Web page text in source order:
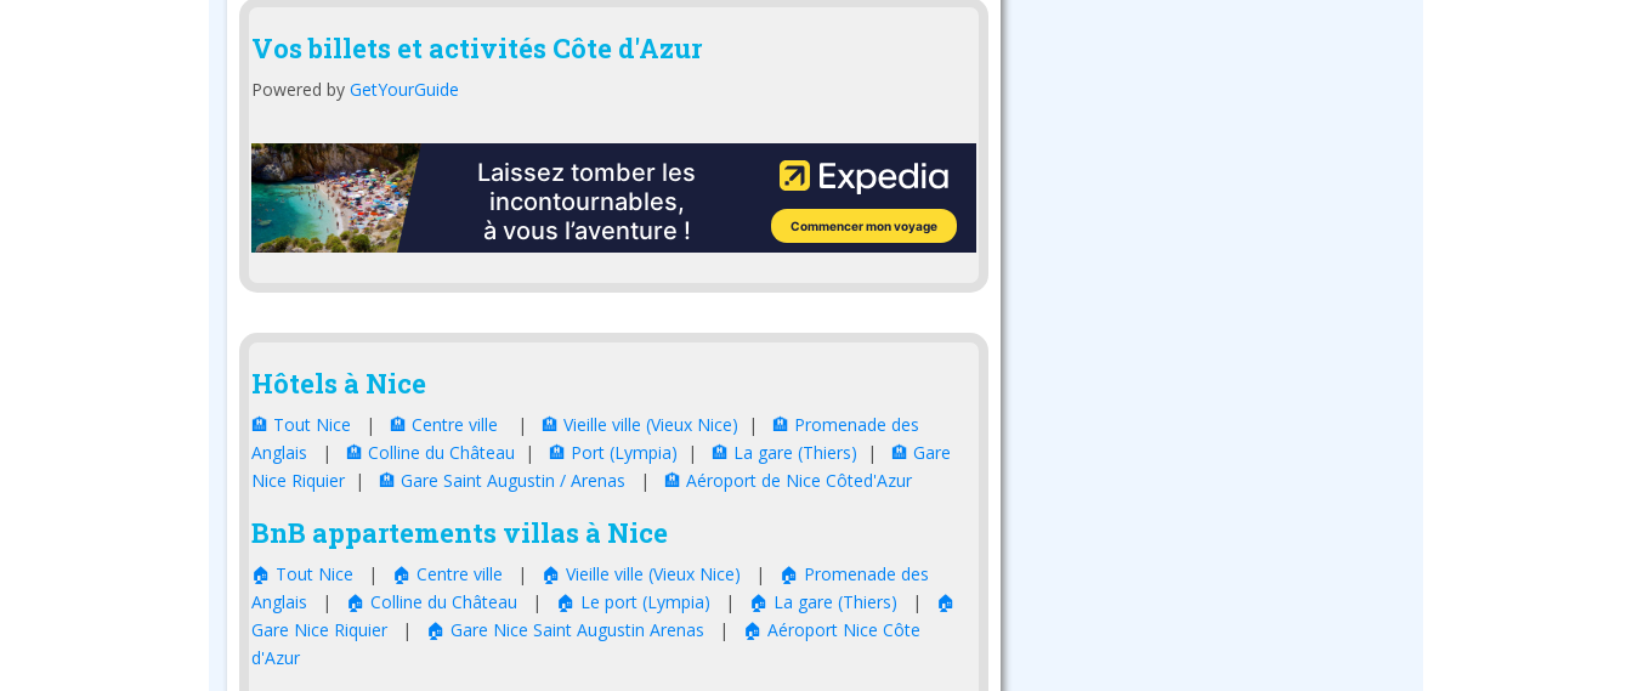
Vos billets et activités Côte d'Azur
Powered by GetYourGuide
Hôtels à Nice
🏨 Tout Nice | 🏨 Centre ville | 🏨 Vieille ville (Vieux Nice) | 🏨 Promenade des
Anglais | 🏨 Colline du Château | 🏨 Port (Lympia) | 🏨 La gare (Thiers) | 🏨 Gare
Nice Riquier | 🏨 Gare Saint Augustin / Arenas | 🏨 Aéroport de Nice Côted'Azur
BnB appartements villas à Nice
🏠 Tout Nice | 🏠 Centre ville | 🏠 Vieille ville (Vieux Nice) |
🏠 Promenade des
Anglais | 🏠 Colline du Château | 🏠 Le port (Lympia) | 🏠 La gare (Thiers) |
🏠
Gare Nice Riquier | 🏠 Gare Nice Saint Augustin Arenas |
🏠 Aéroport Nice Côte
d'Azur